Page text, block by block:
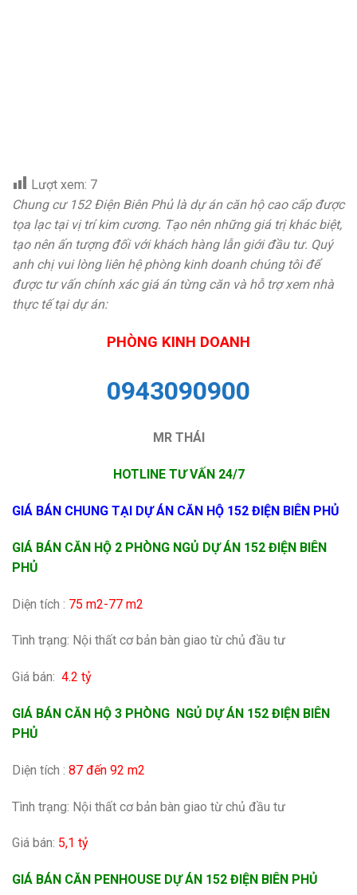
Lượt xem: 7
Chung cư 152 Điện Biên Phủ là dự án căn hộ cao cấp được
tọa lạc tại vị trí kim cương. Tạo nên những giá trị khác biệt,
tạo nên ấn tượng đối với khách hàng lẫn giới đầu tư. Quý
anh chị vui lòng liên hệ phòng kinh doanh chúng tôi để
được tư vấn chính xác giá án từng căn và hỗ trợ xem nhà
thực tế tại dự án:
PHÒNG KINH DOANH
0943090900
MR THÁI
HOTLINE TƯ VẤN 24/7
GIÁ BÁN CHUNG TẠI DỰ ÁN CĂN HỘ 152 ĐIỆN BIÊN PHỦ
GIÁ BÁN CĂN HỘ 2 PHÒNG NGỦ DỰ ÁN 152 ĐIỆN BIÊN
PHỦ
Diện tích : 75 m2-77 m2
Tình trạng: Nội thất cơ bản bàn giao từ chủ đầu tư
Giá bán: 4.2 tỷ
GIÁ BÁN CĂN HỘ 3 PHÒNG NGỦ DỰ ÁN 152 ĐIỆN BIÊN
PHỦ
Diện tích : 87 đến 92 m2
Tình trạng: Nội thất cơ bản bàn giao từ chủ đầu tư
Giá bán: 5,1 tỷ
GIÁ BÁN CĂN PENHOUSE DỰ ÁN 152 ĐIỆN BIÊN PHỦ